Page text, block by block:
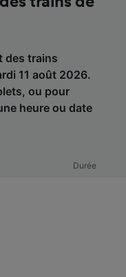
des trains
11 août 2026.
ou pour
heure ou date
Durée